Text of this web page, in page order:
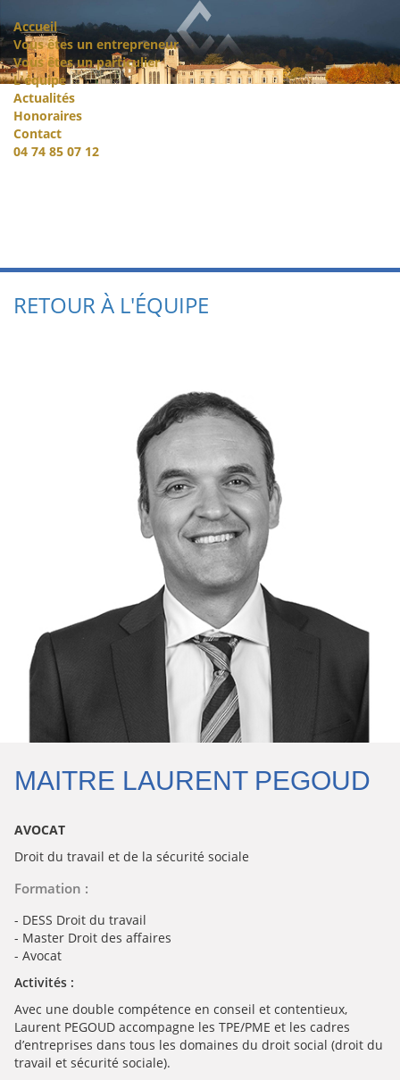
Accueil
Vous êtes un entrepreneur
Vous êtes un particulier
L'équipe
Actualités
Honoraires
Contact
04 74 85 07 12
RETOUR À L'ÉQUIPE
MAITRE LAURENT PEGOUD
AVOCAT
Droit du travail et de la sécurité sociale
Formation :
- DESS Droit du travail
- Master Droit des affaires
- Avocat
Activités :
Avec une double compétence en conseil et contentieux,
Laurent PEGOUD accompagne les TPE/PME et les cadres
d’entreprises dans tous les domaines du droit social (droit du
travail et sécurité sociale).